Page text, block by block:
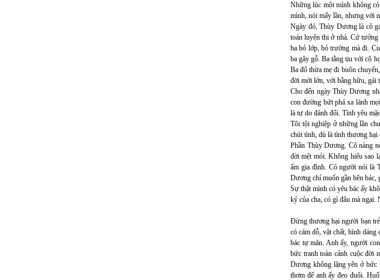
Những lúc một mình không
mình, nói mấy lần, nhưng với
Ngày đó, Thùy Dương là cô
toán luyện thi ở nhà. Cứ
ba bỏ lớp, bỏ trường mà đi.
ba gây gỗ. Ba tằng tịu với cô
Ba đổ thừa mẹ đi buôn
đời mới lớn, với bằng hữu, gái
Cho đến ngày Thùy Dương
con đường bứt phá xa lánh
là tự do đánh đổi. Tình yêu
Tôi tội nghiệp ở những lần
chút tình, dù là tình thương hại
Phần Thùy Dương. Cô nàng
đời mệt mỏi. Không hiểu sao
ấm gia đình. Có người nói là
Dương chỉ muốn gần bên bác,
Sự thật mình có yêu bác ấy
kỷ của cha, có gì đâu mà
Đừng thương hại người bạn
có cám dỗ, vật chất, hình
bác tự mãn. Anh ấy, người
bức tranh toàn cảnh cuộc đời
Dương không lặng yên ở
thơm để anh ấy đeo đuổi.